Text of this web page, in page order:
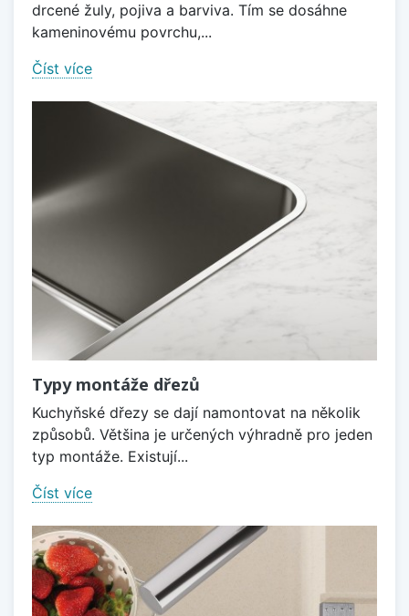
drcené žuly, pojiva a barviva. Tím se dosáhne
kameninovému povrchu,...
Číst více
Typy montáže dřezů
Kuchyňské dřezy se dají namontovat na několik
způsobů. Většina je určených výhradně pro jeden
typ montáže. Existují...
Číst více